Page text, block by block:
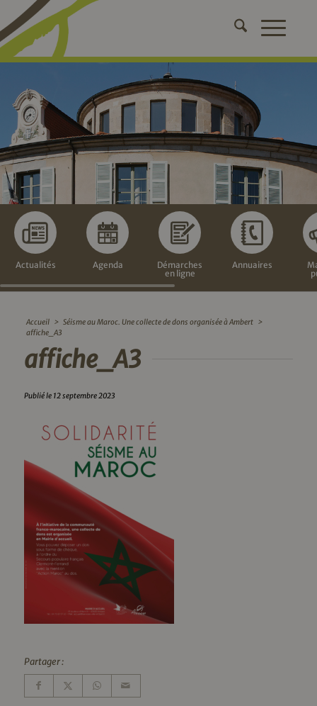
Actualités Agenda
Démarches
en ligne
Annuaires
Accueil > Séisme au Maroc. Une collecte de dons organisée à Ambert >
affiche_A3
affiche_A3
Publié le 12 septembre 2023
Partager :